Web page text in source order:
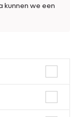
kunnen we een